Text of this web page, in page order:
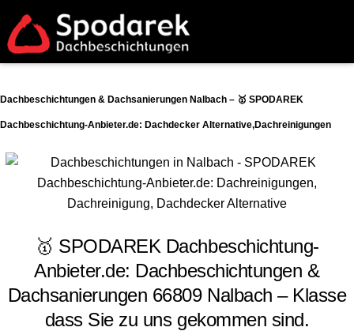
Dachbeschichtungen & Dachsanierungen Nalbach – 🥇 SPODAREK
Dachbeschichtung-Anbieter.de: Dachdecker Alternative,Dachreinigungen
🥇 SPODAREK Dachbeschichtung-
Anbieter.de: Dachbeschichtungen &
Dachsanierungen 66809 Nalbach – Klasse
dass Sie zu uns gekommen sind.